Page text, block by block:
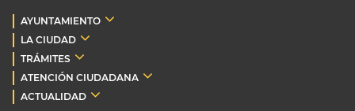
AYUNTAMIENTO
LA CIUDAD
TRÁMITES
ATENCIÓN CIUDADANA
ACTUALIDAD